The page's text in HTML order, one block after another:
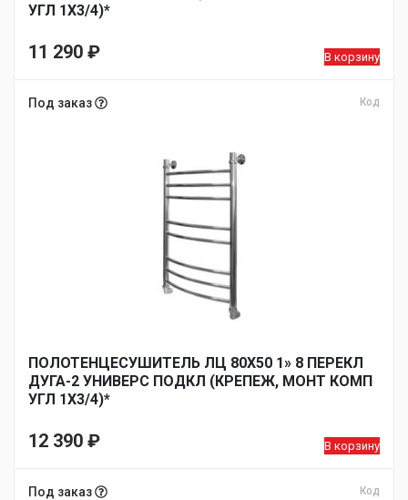
УГЛ 1Х3/4)*
11 290 ₽ В корзину
Под заказ Код
ПОЛОТЕНЦЕСУШИТЕЛЬ ЛЦ 80Х50 1» 8 ПЕРЕКЛ
ДУГА-2 УНИВЕРС ПОДКЛ (КРЕПЕЖ, МОНТ КОМП
УГЛ 1Х3/4)*
12 390 ₽ В корзину
Под заказ Код